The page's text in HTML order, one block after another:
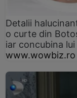
Detalii
o curte din
iar concubina
www.wowbiz.ro